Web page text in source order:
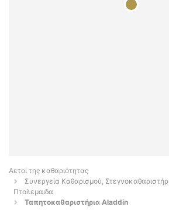
Αετοί της καθαριότητας
Συνεργεία Καθαρισμού,
Πτολεμαιδα
Ταπητοκαθαριστήρια Aladdin